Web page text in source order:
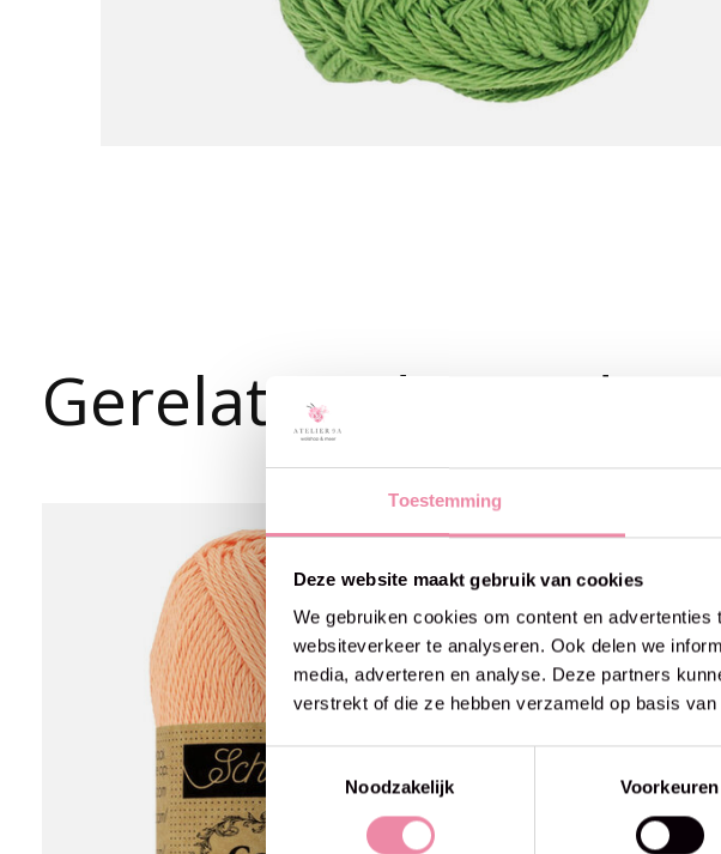
Toestemming
Deze website maakt gebruik van cookies
We gebruiken cookies om content en
websiteverkeer te analyseren. Ook delen we
media, adverteren en analyse. Deze partners
verstrekt of die ze hebben verzameld op basis
Toestemmingsselectie
Noodzakelijk
Voorkeuren
Gerelateerde